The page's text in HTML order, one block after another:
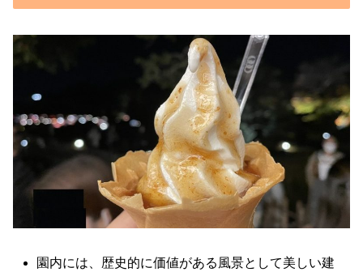
園内には、歴史的に価値がある風景として美しい建